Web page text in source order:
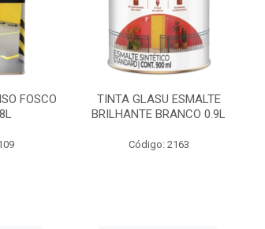
FOSCO
TINTA GLASU ESMALTE
BRILHANTE BRANCO 0.9L
Código: 2163